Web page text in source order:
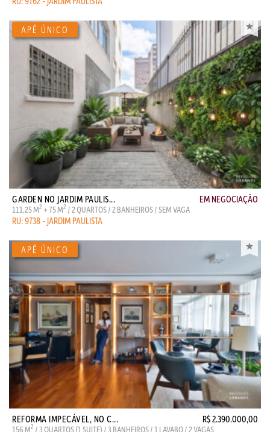
GARDEN NO JARDIM PAULIS... EM NEGOCIAÇÃO
111,25 M2 + 75 M2 / 2 QUARTOS / 2 BANHEIROS / SEM VAGA
RU: 9738 - JARDIM PAULISTA
REFORMA IMPECÁVEL, NO C... R$ 2.390.000,00
156 M2 / 3 QUARTOS (1 SUITE) / 3 BANHEIROS / 1 LAVABO / 2 VAGAS